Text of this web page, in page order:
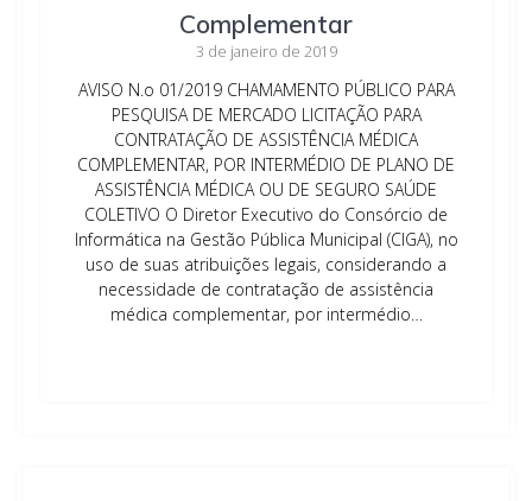
Complementar
3 de janeiro de 2019
AVISO N.o 01/2019 CHAMAMENTO PÚBLICO PARA
PESQUISA DE MERCADO LICITAÇÃO PARA
CONTRATAÇÃO DE ASSISTÊNCIA MÉDICA
COMPLEMENTAR, POR INTERMÉDIO DE PLANO DE
ASSISTÊNCIA MÉDICA OU DE SEGURO SAÚDE
COLETIVO O Diretor Executivo do Consórcio de
Informática na Gestão Pública Municipal (CIGA), no
uso de suas atribuições legais, considerando a
necessidade de contratação de assistência
médica complementar, por intermédio…